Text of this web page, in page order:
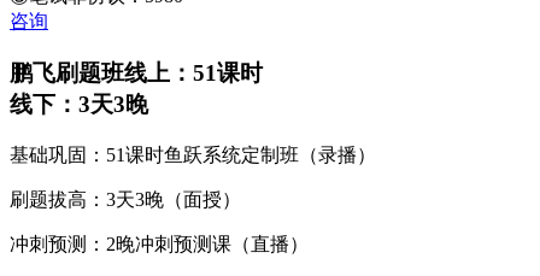
咨询
鹏飞刷题班线上：51课时
线下：3天3晚
基础巩固：51课时鱼跃系统定制班（录播）
刷题拔高：3天3晚（面授）
冲刺预测：2晚冲刺预测课（直播）